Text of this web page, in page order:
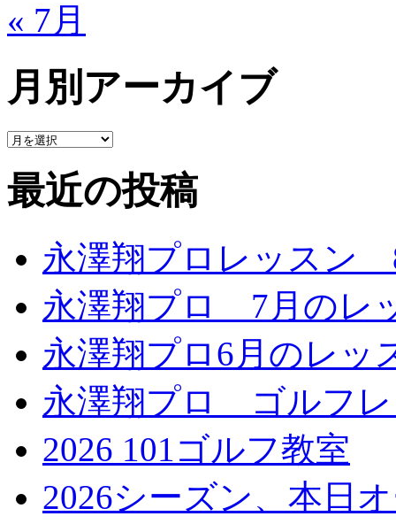
« 7月
月別アーカイブ
最近の投稿
永澤翔プロレッスン
永澤翔プロ 7月のレ
永澤翔プロ6月のレッ
永澤翔プロ ゴルフ
2026 101ゴルフ教室
2026シーズン、本日